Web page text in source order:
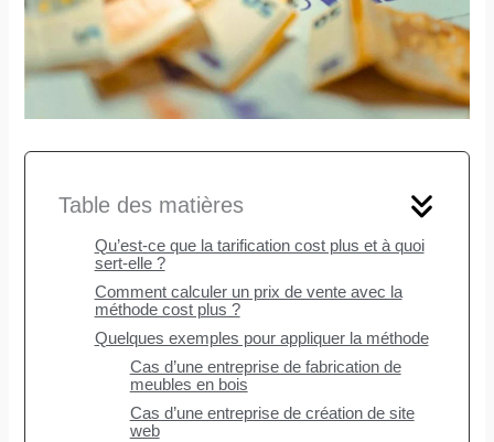
Table des matières
Qu’est-ce que la tarification cost plus et à quoi
sert-elle ?
Comment calculer un prix de vente avec la
méthode cost plus ?
Quelques exemples pour appliquer la méthode
Cas d’une entreprise de fabrication de
meubles en bois
Cas d’une entreprise de création de site
web